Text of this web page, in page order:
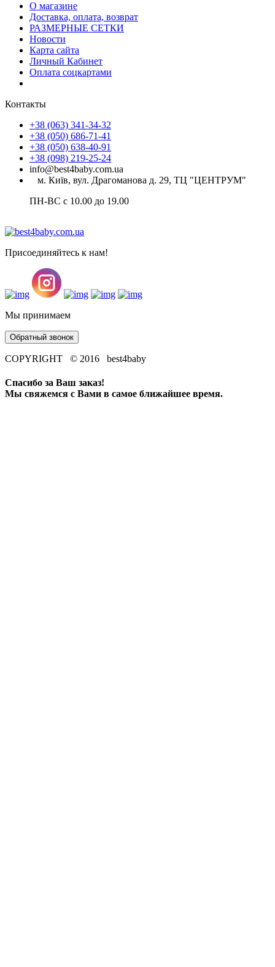
О магазине
Доставка, оплата, возврат
РАЗМЕРНЫЕ СЕТКИ
Новости
Карта сайта
Личный Кабинет
Оплата соцкартами
Контакты
+38 (063) 341-34-32
+38 (050) 686-71-41
+38 (050) 638-40-91
+38 (098) 219-25-24
info@best4baby.com.ua
м. Київ, вул. Драгоманова д. 29, ТЦ "ЦЕНТРУМ"
ПН-ВС с 10.00 до 19.00
Присоединяйтесь к нам!
Мы принимаем
Обратный звонок
COPYRIGHT © 2016 best4baby
Спасибо за Ваш заказ!
Мы свяжемся с Вами в самое ближайшее время.